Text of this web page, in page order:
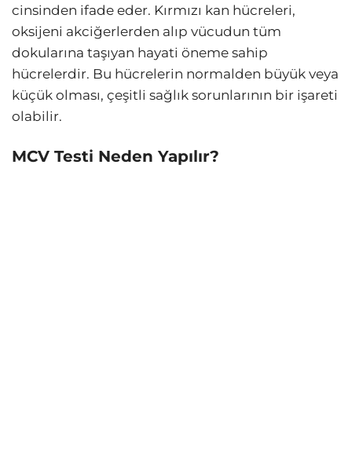
cinsinden ifade eder. Kırmızı kan hücreleri,
oksijeni akciğerlerden alıp vücudun tüm
dokularına taşıyan hayati öneme sahip
hücrelerdir. Bu hücrelerin normalden büyük veya
küçük olması, çeşitli sağlık sorunlarının bir işareti
olabilir.
MCV Testi Neden Yapılır?